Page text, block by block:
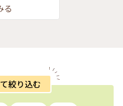
る
絞り込む